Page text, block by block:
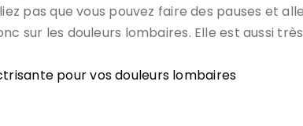
pas que vous pouvez faire des pauses et
sur les douleurs lombaires. Elle est aussi
pour vos douleurs lombaires